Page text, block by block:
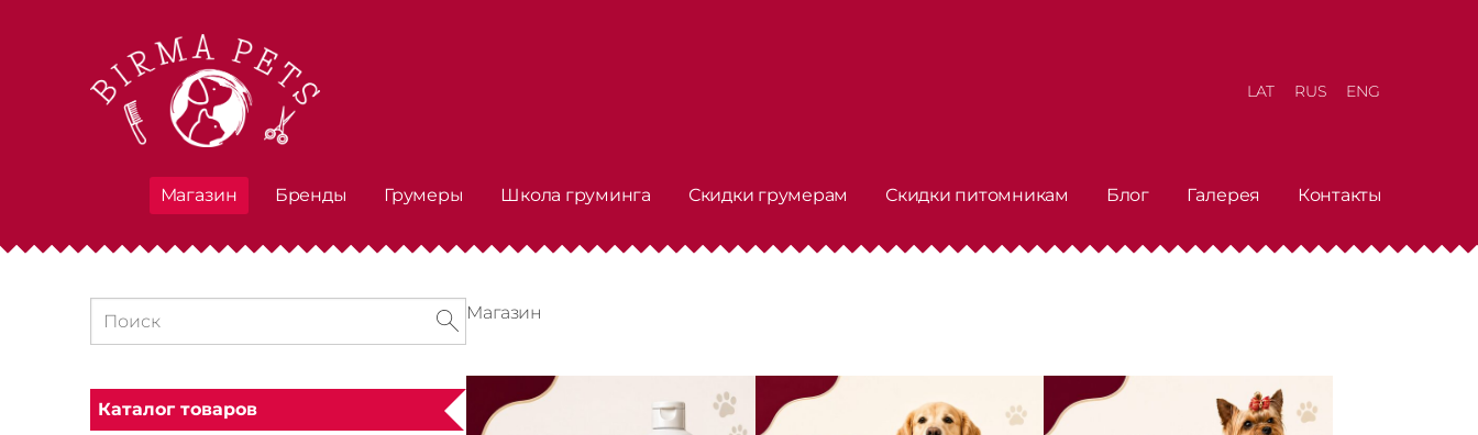
Магазин Бренды Грумеры Школа груминга Скидки грумерам Скидки питомникам Блог Галерея Контакты
LAT RUS ENG
Каталог товаров
Магазин